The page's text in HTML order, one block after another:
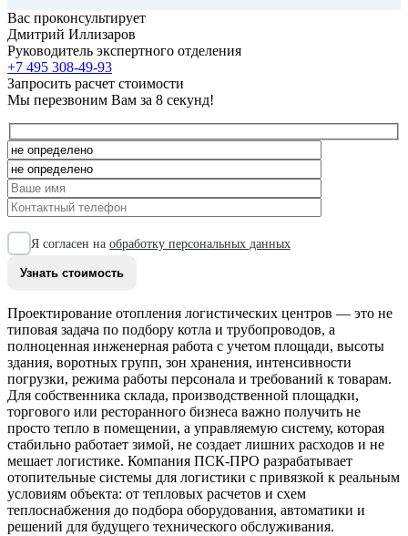
Вас проконсультирует
Дмитрий Иллизаров
Руководитель экспертного отделения
+7 495 308-49-93
Запросить расчет стоимости
Мы перезвоним Вам за 8 секунд!
Я согласен на обработку персональных данных
Проектирование отопления логистических центров — это не
типовая задача по подбору котла и трубопроводов, а
полноценная инженерная работа с учетом площади, высоты
здания, воротных групп, зон хранения, интенсивности
погрузки, режима работы персонала и требований к товарам.
Для собственника склада, производственной площадки,
торгового или ресторанного бизнеса важно получить не
просто тепло в помещении, а управляемую систему, которая
стабильно работает зимой, не создает лишних расходов и не
мешает логистике. Компания ПСК-ПРО разрабатывает
отопительные системы для логистики с привязкой к реальным
условиям объекта: от тепловых расчетов и схем
теплоснабжения до подбора оборудования, автоматики и
решений для будущего технического обслуживания.